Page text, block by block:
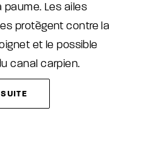
paume. Les ailes
protègent contre la
et le possible
canal carpien.